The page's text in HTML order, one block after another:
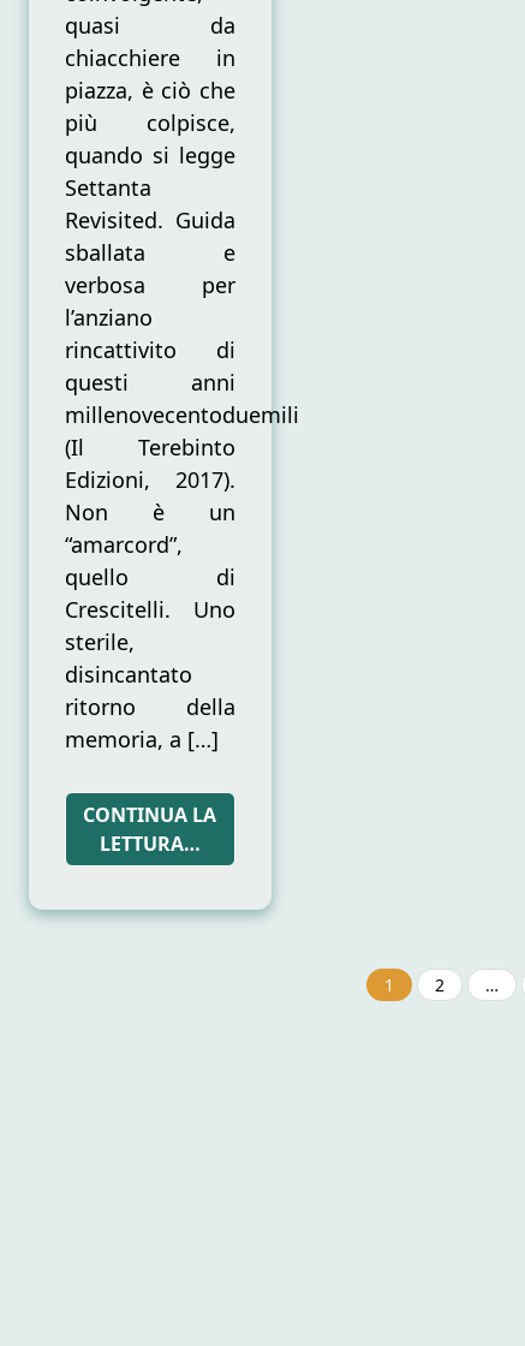
quasi da
chiacchiere in
piazza, è ciò che
più colpisce,
quando si legge
Settanta
Revisited. Guida
sballata e
verbosa per
l’anziano
rincattivito di
questi anni
millenovecentoduemili
(Il Terebinto
Edizioni, 2017).
Non è un
“amarcord”,
quello di
Crescitelli. Uno
sterile,
disincantato
ritorno della
memoria, a […]
CONTINUA LA
LETTURA…
1 2 …